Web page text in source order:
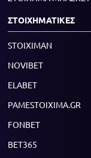
ΣΤΟΙΧΗΜΑΤΙΚΕΣ
STOIXIMAN
NOVIBET
ELABET
PAMESTOIXIMA.GR
FONBET
BET365